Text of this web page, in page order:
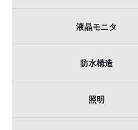
液晶モニタ
防水構造
照明